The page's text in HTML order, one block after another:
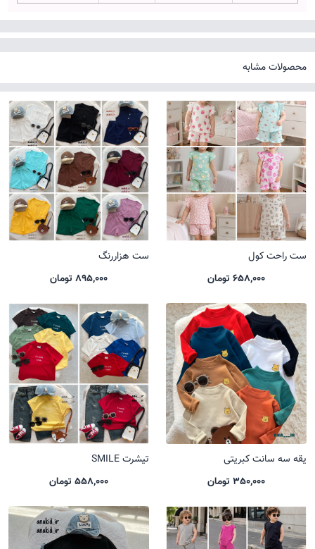
محصولات مشابه
ست راحت کول
658,000 تومان
ست هزاررنگ
895,000 تومان
یقه سه سانت کبریتی
350,000 تومان
تیشرت SMILE
558,000 تومان